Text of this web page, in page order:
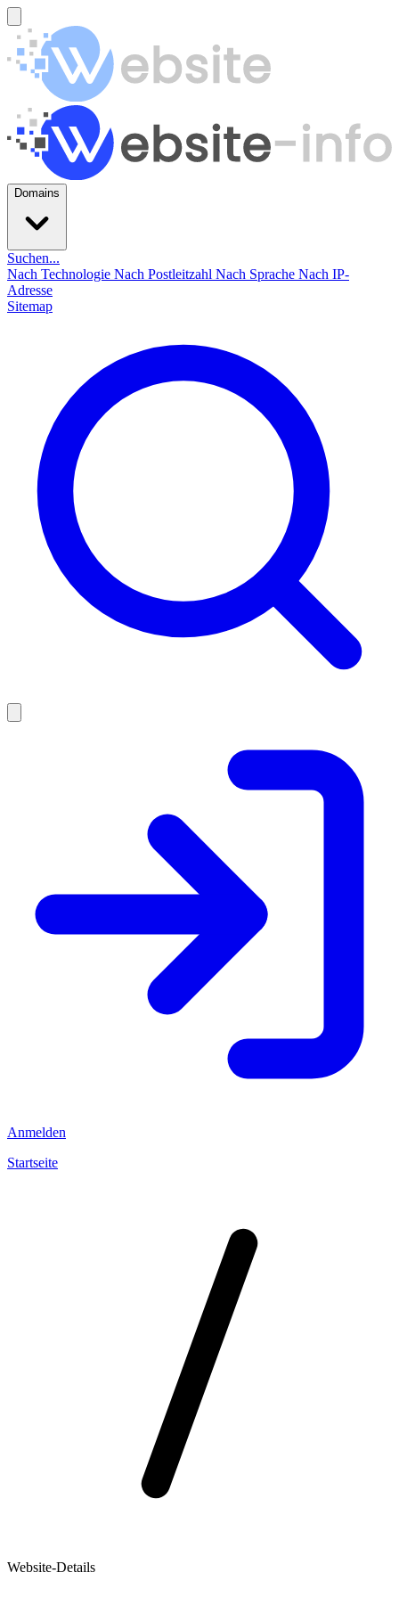
Domains
Suchen...
Nach Technologie Nach Postleitzahl Nach Sprache Nach IP-
Adresse
Sitemap
Anmelden
Startseite
Website-Details